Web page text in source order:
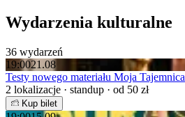
Wydarzenia kulturalne
36 wydarzeń
19:0021.08
Testy nowego materiału Moja Tajemnica
2 lokalizacje · standup · od 50 zł
Kup bilet